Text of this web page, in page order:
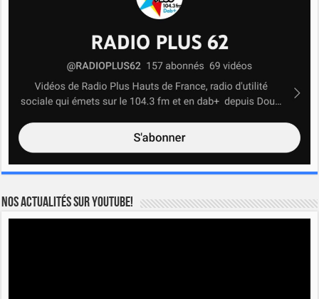
Nos actualités sur YOUTUBE!